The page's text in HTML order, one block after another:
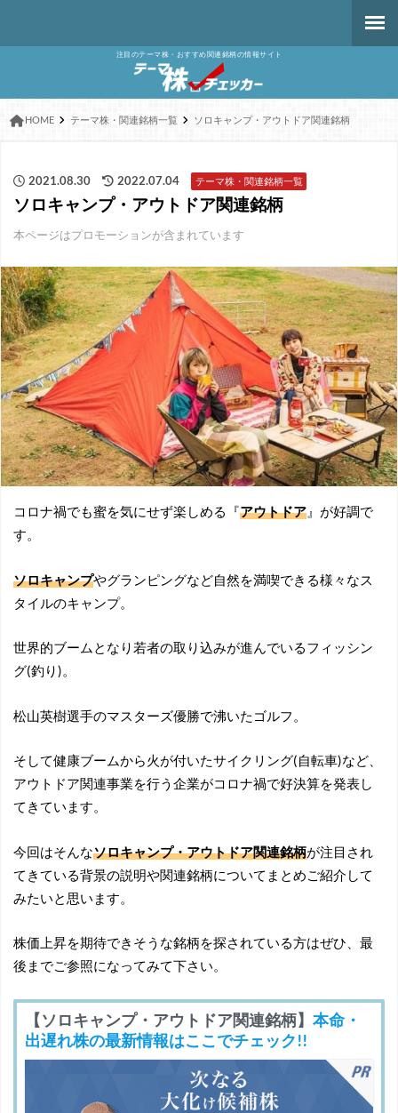
注目のテーマ株・おすすめ関連銘柄の情報サイト
HOME テーマ株・関連銘柄一覧 ソロキャンプ・アウトドア関連銘柄
2021.08.30 2022.07.04 テーマ株・関連銘柄一覧
ソロキャンプ・アウトドア関連銘柄
本ページはプロモーションが含まれています
コロナ禍でも蜜を気にせず楽しめる『アウトドア』が好調で
す。
ソロキャンプやグランピングなど自然を満喫できる様々なス
タイルのキャンプ。
世界的ブームとなり若者の取り込みが進んでいるフィッシン
グ(釣り)。
松山英樹選手のマスターズ優勝で沸いたゴルフ。
そして健康ブームから火が付いたサイクリング(自転車)など、
アウトドア関連事業を行う企業がコロナ禍で好決算を発表し
てきています。
今回はそんなソロキャンプ・アウトドア関連銘柄が注目され
てきている背景の説明や関連銘柄についてまとめご紹介して
みたいと思います。
株価上昇を期待できそうな銘柄を探されている方はぜひ、最
後までご参照になってみて下さい。
【ソロキャンプ・アウトドア関連銘柄】 本命・
出遅れ株の最新情報はここでチェック!!